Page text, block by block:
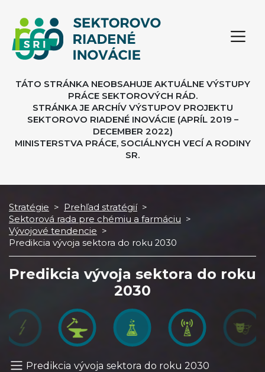
TÁTO STRÁNKA NEOBSAHUJE AKTUÁLNE VÝSTUPY
PRÁCE SEKTOROVÝCH RÁD.
STRÁNKA JE ARCHÍV VÝSTUPOV PROJEKTU
SEKTOROVO RIADENÉ INOVÁCIE (APRÍL 2019 –
DECEMBER 2022)
MINISTERSTVA PRÁCE, SOCIÁLNYCH VECÍ A RODINY
SR.
Stratégie > Prehľad stratégií >
Sektorová rada pre chémiu a farmáciu >
Vývojové tendencie >
Predikcia vývoja sektora do roku 2030
Predikcia vývoja sektora do roku
2030
Predikcia vývoja sektora do roku 2030